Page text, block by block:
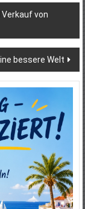
Verkauf von
bessere Welt